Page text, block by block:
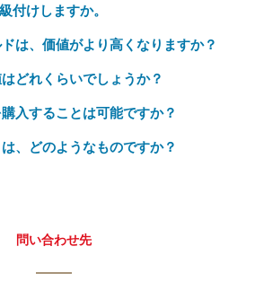
付けしますか。
は、価値がより高くなりますか？
どれくらいでしょうか？
入することは可能ですか？
、どのようなものですか？
問い合わせ先